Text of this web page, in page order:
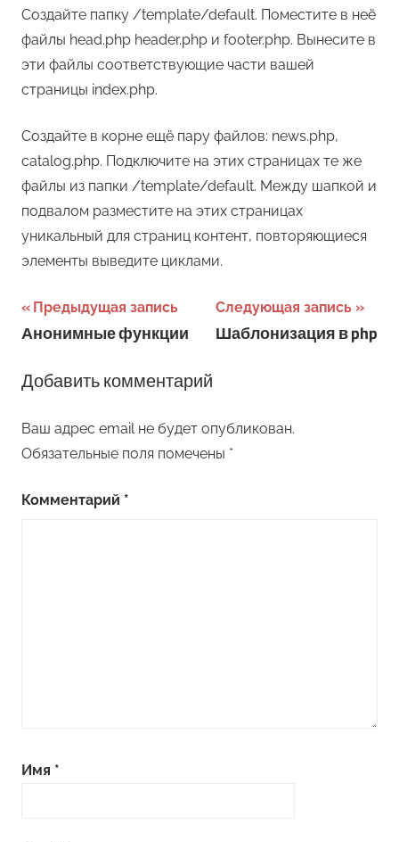
Создайте папку /template/default. Поместите в неё
файлы head.php header.php и footer.php. Вынесите в
эти файлы соответствующие части вашей
страницы index.php.
Создайте в корне ещё пару файлов: news.php,
catalog.php. Подключите на этих страницах те же
файлы из папки /template/default. Между шапкой и
подвалом разместите на этих страницах
уникальный для страниц контент, повторяющиеся
элементы выведите циклами.
Навигация
по
записям
Предыдущая запись
Анонимные функции
Следующая запись
Шаблонизация в php
Добавить комментарий
Ваш адрес email не будет опубликован.
Обязательные поля помечены *
Комментарий *
Имя *